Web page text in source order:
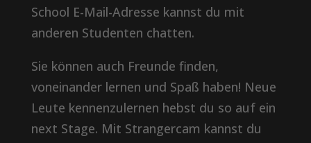
School E-Mail-Adresse kannst du mit
anderen Studenten chatten.
Sie können auch Freunde finden,
voneinander lernen und Spaß haben! Neue
Leute kennenzulernen hebst du so auf ein
next Stage. Mit Strangercam kannst du